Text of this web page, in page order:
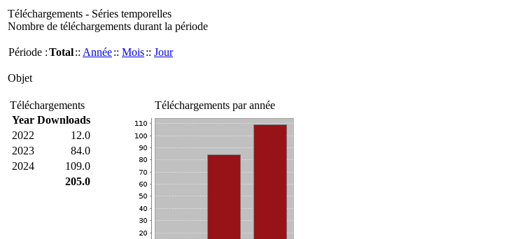
Téléchargements - Séries temporelles
Nombre de téléchargements durant la période
Période :Total:: Année:: Mois:: Jour
Objet
Téléchargements
Year Downloads
2022
12.0
2023
84.0
2024
109.0
205.0
Téléchargements par année